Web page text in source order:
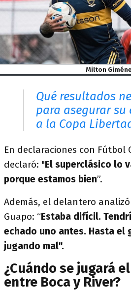
Milton
Qué resultados
para asegurar
a la Copa
En declaraciones con Fútbol
declaró: "El superclásico lo
porque estamos bien”.
Además, el delantero
Guapo: “Estaba difícil.
echado uno antes. Hasta el
jugando mal".
¿Cuándo se jugará
entre Boca y River?